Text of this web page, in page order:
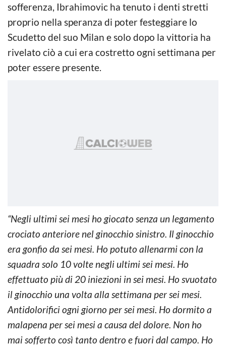
sofferenza, Ibrahimovic ha tenuto i denti stretti
proprio nella speranza di poter festeggiare lo
Scudetto del suo Milan e solo dopo la vittoria ha
rivelato ciò a cui era costretto ogni settimana per
poter essere presente.
“Negli ultimi sei mesi ho giocato senza un legamento
crociato anteriore nel ginocchio sinistro. Il ginocchio
era gonfio da sei mesi. Ho potuto allenarmi con la
squadra solo 10 volte negli ultimi sei mesi. Ho
effettuato più di 20 iniezioni in sei mesi. Ho svuotato
il ginocchio una volta alla settimana per sei mesi.
Antidolorifici ogni giorno per sei mesi. Ho dormito a
malapena per sei mesi a causa del dolore. Non ho
mai sofferto così tanto dentro e fuori dal campo. Ho